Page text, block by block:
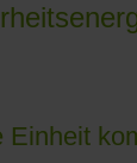
Einheit